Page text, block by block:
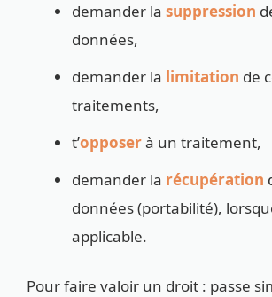
demander la suppression
données,
demander la limitation de
traitements,
t’opposerà un traitement,
demander la récupération
données (portabilité),
applicable.
Pour faire valoir un droit : passe